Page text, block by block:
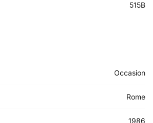
515B
Occasion
Rome
1986